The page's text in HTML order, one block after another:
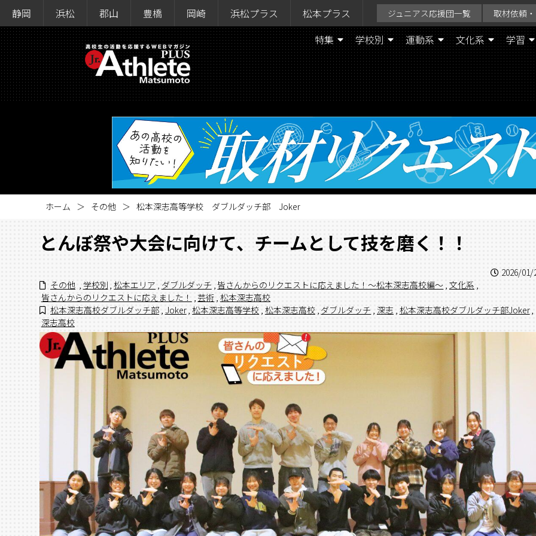
静岡 浜松 郡山 豊橋 岡崎 浜松プラス 松本プラス ジュニアス応援団一覧 取材依頼
特集 学校別 運動系 文化系 学習
ホーム その他 松本深志高等学校 ダブルダッチ部 Joker
とんぼ祭や大会に向けて、チームとして技を磨く！！
2026/01/
その他 , 学校別 , 松本エリア , ダブルダッチ ,皆さんからのリクエストに応えました！〜松本深志高校編〜 , 文化系 ,
皆さんからのリクエストに応えました！ , 芸術 , 松本深志高校
松本深志高校ダブルダッチ部 , Joker, 松本深志高等学校 , 松本深志高校 , ダブルダッチ , 深志 , 松本深志高校ダブルダッチ部Joker,
深志高校